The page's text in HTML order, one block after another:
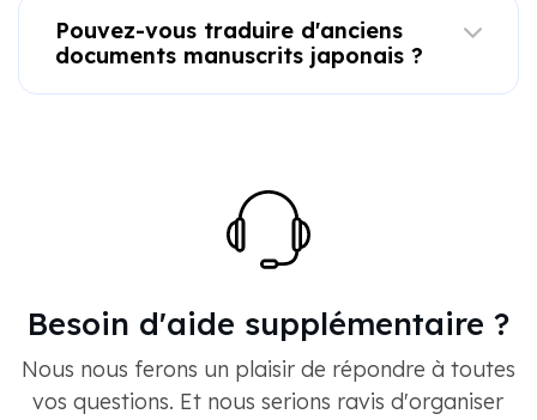
Pouvez-vous traduire d'anciens
documents manuscrits japonais ?
Besoin d'aide supplémentaire ?
Nous nous ferons un plaisir de répondre à toutes
vos questions. Et nous serions ravis d'organiser